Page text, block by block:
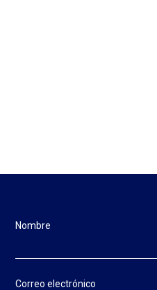
Nombre
Correo electrónico